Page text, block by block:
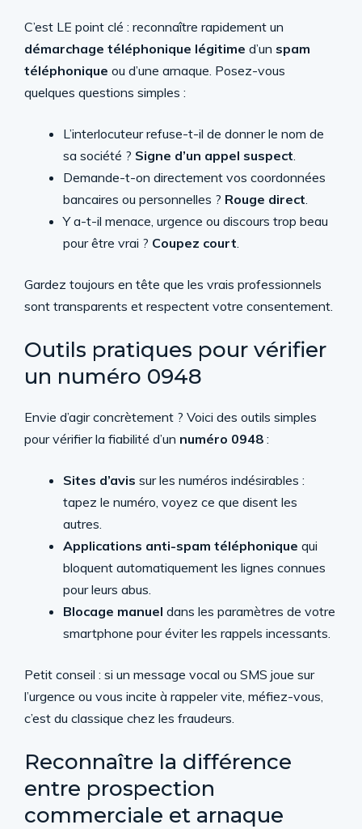
C’est LE point clé : reconnaître rapidement un
démarchage téléphonique légitime d’un spam
téléphonique ou d’une arnaque. Posez-vous
quelques questions simples :
L’interlocuteur refuse-t-il de donner le nom de
sa société ? Signe d’un appel suspect.
Demande-t-on directement vos coordonnées
bancaires ou personnelles ? Rouge direct.
Y a-t-il menace, urgence ou discours trop beau
pour être vrai ? Coupez court.
Gardez toujours en tête que les vrais professionnels
sont transparents et respectent votre consentement.
Outils pratiques pour vérifier
un numéro 0948
Envie d’agir concrètement ? Voici des outils simples
pour vérifier la fiabilité d’un numéro 0948 :
Sites d’avis sur les numéros indésirables :
tapez le numéro, voyez ce que disent les
autres.
Applications anti-spam téléphonique qui
bloquent automatiquement les lignes connues
pour leurs abus.
Blocage manuel dans les paramètres de votre
smartphone pour éviter les rappels incessants.
Petit conseil : si un message vocal ou SMS joue sur
l’urgence ou vous incite à rappeler vite, méfiez-vous,
c’est du classique chez les fraudeurs.
Reconnaître la différence
entre prospection
commerciale et arnaque